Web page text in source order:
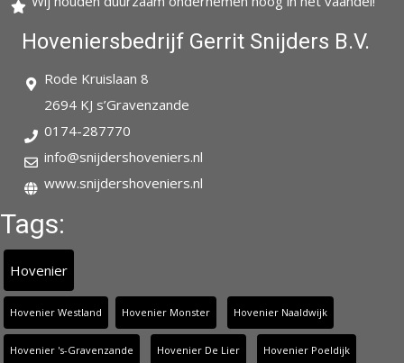
Hoveniersbedrijf Gerrit Snijders B.V.
Rode Kruislaan 8
2694 KJ s’Gravenzande
0174-287770
info@snijdershoveniers.nl
www.snijdershoveniers.nl
Tags:
Hovenier
Hovenier Westland Hovenier Monster Hovenier Naaldwijk
Hovenier 's-Gravenzande Hovenier De Lier Hovenier Poeldijk